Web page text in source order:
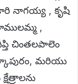
నాగయ్య , కృషి
రాములమ్మ ,
చింతలపాలెం
మరియు